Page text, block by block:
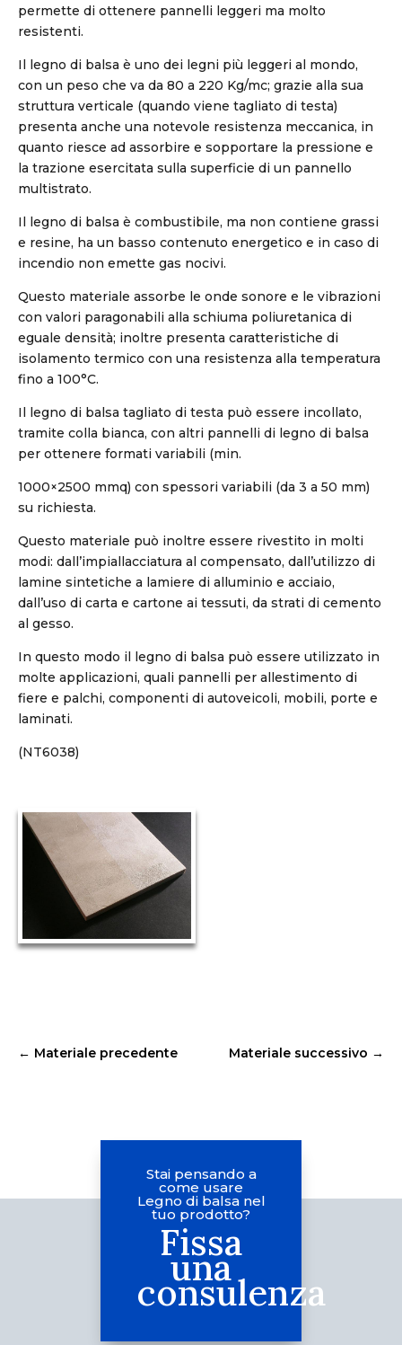
permette di ottenere pannelli leggeri ma molto
resistenti.
Il legno di balsa è uno dei legni più leggeri al mondo,
con un peso che va da 80 a 220 Kg/mc; grazie alla sua
struttura verticale (quando viene tagliato di testa)
presenta anche una notevole resistenza meccanica, in
quanto riesce ad assorbire e sopportare la pressione e
la trazione esercitata sulla superficie di un pannello
multistrato.
Il legno di balsa è combustibile, ma non contiene grassi
e resine, ha un basso contenuto energetico e in caso di
incendio non emette gas nocivi.
Questo materiale assorbe le onde sonore e le vibrazioni
con valori paragonabili alla schiuma poliuretanica di
eguale densità; inoltre presenta caratteristiche di
isolamento termico con una resistenza alla temperatura
fino a 100°C.
Il legno di balsa tagliato di testa può essere incollato,
tramite colla bianca, con altri pannelli di legno di balsa
per ottenere formati variabili (min.
1000×2500 mmq) con spessori variabili (da 3 a 50 mm)
su richiesta.
Questo materiale può inoltre essere rivestito in molti
modi: dall’impiallacciatura al compensato, dall’utilizzo di
lamine sintetiche a lamiere di alluminio e acciaio,
dall’uso di carta e cartone ai tessuti, da strati di cemento
al gesso.
In questo modo il legno di balsa può essere utilizzato in
molte applicazioni, quali pannelli per allestimento di
fiere e palchi, componenti di autoveicoli, mobili, porte e
laminati.
(NT6038)
← Materiale precedente Materiale successivo →
Stai pensando a
come usare
Legno di balsa nel
tuo prodotto?
Fissa
una
consulenza